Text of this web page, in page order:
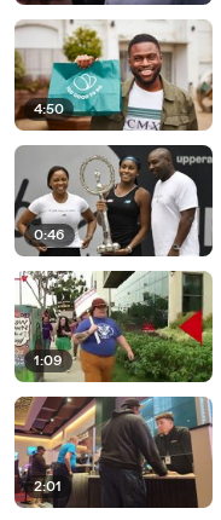
4:50
0:46
1:09
2:01